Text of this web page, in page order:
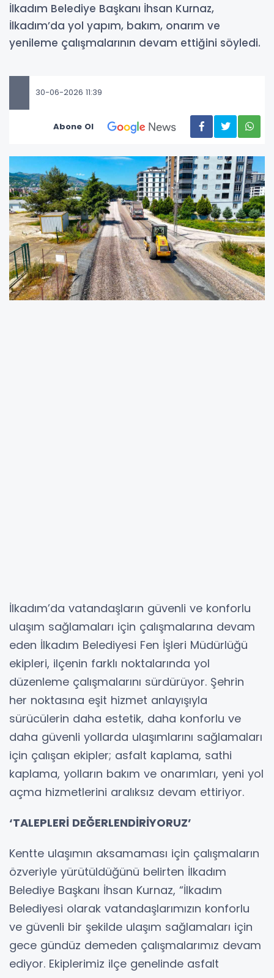
İlkadım Belediye Başkanı İhsan Kurnaz,
İlkadım’da yol yapım, bakım, onarım ve
yenileme çalışmalarının devam ettiğini söyledi.
30-06-2026 11:39
Abone Ol
İlkadım’da vatandaşların güvenli ve konforlu
ulaşım sağlamaları için çalışmalarına devam
eden İlkadım Belediyesi Fen İşleri Müdürlüğü
ekipleri, ilçenin farklı noktalarında yol
düzenleme çalışmalarını sürdürüyor. Şehrin
her noktasına eşit hizmet anlayışıyla
sürücülerin daha estetik, daha konforlu ve
daha güvenli yollarda ulaşımlarını sağlamaları
için çalışan ekipler; asfalt kaplama, sathi
kaplama, yolların bakım ve onarımları, yeni yol
açma hizmetlerini aralıksız devam ettiriyor.
‘TALEPLERİ DEĞERLENDİRİYORUZ’
Kentte ulaşımın aksamaması için çalışmaların
özveriyle yürütüldüğünü belirten İlkadım
Belediye Başkanı İhsan Kurnaz, “İlkadım
Belediyesi olarak vatandaşlarımızın konforlu
ve güvenli bir şekilde ulaşım sağlamaları için
gece gündüz demeden çalışmalarımız devam
ediyor. Ekiplerimiz ilçe genelinde asfalt